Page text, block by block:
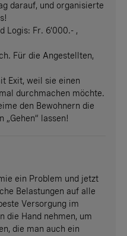
darauf, und organisierte
Logis: Fr. 6‘000.- ,
Für die Angestellten,
Exit, weil sie einen
durchmachen möchte.
den Bewohnern die
lassen!
ein Problem und jetzt
Belastungen auf alle
Versorgung im
die Hand nehmen, um
die man auch ein